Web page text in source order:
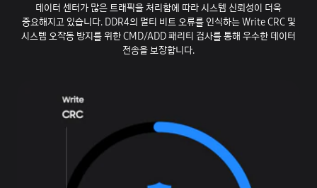
데이터 센터가 많은 트래픽을 처리함에 따라 시스템 신뢰성이 더욱
중요해지고 있습니다. DDR4의 멀티 비트 오류를 인식하는 Write CRC 및
시스템 오작동 방지를 위한 CMD/ADD 패리티 검사를 통해 우수한 데이터
전송을 보장합니다.